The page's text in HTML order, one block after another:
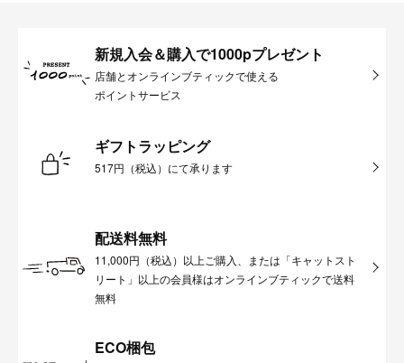
新規入会＆購入で1000pプレゼント
店舗とオンラインブティックで使える
ポイントサービス
ギフトラッピング
517円（税込）にて承ります
配送料無料
11,000円（税込）以上ご購入、または「キャットスト
リート」以上の会員様はオンラインブティックで送料
無料
ECO梱包